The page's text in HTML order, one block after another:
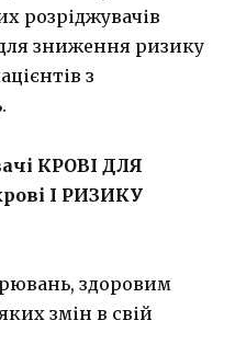
розріджувачів
зниження ризику
з
КРОВІ ДЛЯ
І РИЗИКУ
здоровим
змін в свій